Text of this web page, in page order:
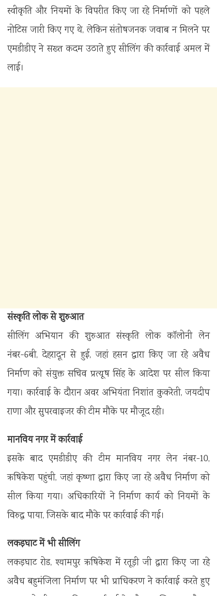
स्वीकृति और नियमों के विपरीत किए जा रहे निर्माणों को पहले
नोटिस जारी किए गए थे, लेकिन संतोषजनक जवाब न मिलने पर
एमडीडीए ने सख्त कदम उठाते हुए सीलिंग की कार्रवाई अमल में
लाई।
संस्कृति लोक से शुरुआत
सीलिंग अभियान की शुरुआत संस्कृति लोक कॉलोनी लेन
नंबर-6बी, देहरादून से हुई, जहां हसन द्वारा किए जा रहे अवैध
निर्माण को संयुक्त सचिव प्रत्यूष सिंह के आदेश पर सील किया
गया। कार्रवाई के दौरान अवर अभियंता निशांत कुकरेती, जयदीप
राणा और सुपरवाइजर की टीम मौके पर मौजूद रही।
मानविय नगर में कार्रवाई
इसके बाद एमडीडीए की टीम मानविय नगर लेन नंबर-10,
ऋषिकेश पहुंची, जहां कृष्णा द्वारा किए जा रहे अवैध निर्माण को
सील किया गया। अधिकारियों ने निर्माण कार्य को नियमों के
विरुद्ध पाया, जिसके बाद मौके पर कार्रवाई की गई।
लकड़घाट में भी सीलिंग
लकड़घाट रोड, श्यामपुर ऋषिकेश में रतूड़ी जी द्वारा किए जा रहे
अवैध बहुमंजिला निर्माण पर भी प्राधिकरण ने कार्रवाई करते हुए